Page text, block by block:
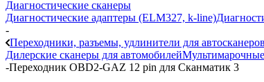
Диагностические сканеры
Диагностические адаптеры (ELM327, k-line)
-
Переходники, разъемы, удлинители для автосканеров
Дилерские сканеры для автомобилей
-Переходник OBD2-GAZ 12 pin для Сканматик 3